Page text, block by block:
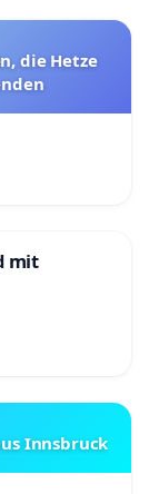
die Hetze
mit
Innsbruck